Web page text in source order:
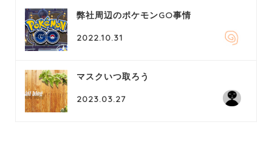
弊社周辺のポケモンGO事情
2022.10.31
マスクいつ取ろう
2023.03.27